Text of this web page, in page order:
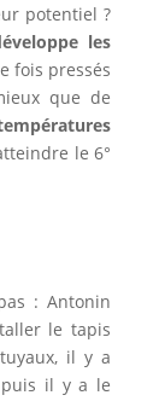
potentiel ?
les
fois pressés
que de
le 6°
: Antonin
le tapis
il y a
il y a le